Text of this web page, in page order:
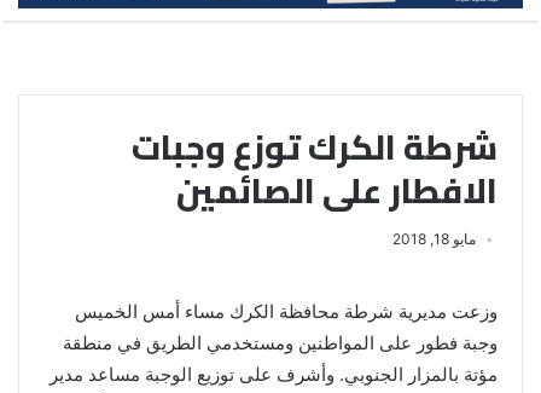
شرطة الكرك توزع وجبات
الافطار على الصائمين
مايو 18, 2018
وزعت مديرية شرطة محافظة الكرك مساء أمس الخميس
وجبة فطور على المواطنين ومستخدمي الطريق في منطقة
مؤتة بالمزار الجنوبي. وأشرف على توزيع الوجبة مساعد مدير